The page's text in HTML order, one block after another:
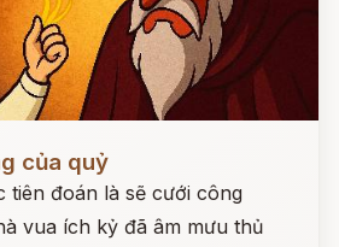
của quỷ
tiên đoán là sẽ cưới công
vua ích kỷ đã âm mưu thủ